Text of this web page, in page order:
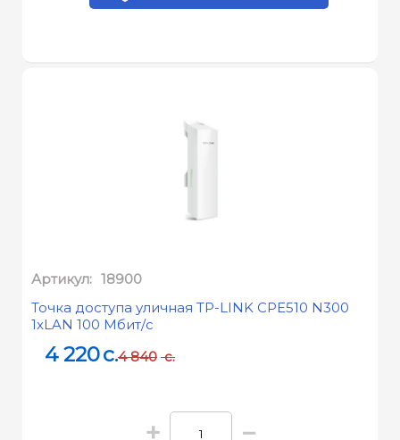
Артикул: 18900
Точка доступа уличная TP-LINK CPE510 N300
1xLAN 100 Мбит/с
4 220c.4 840 c.
+ −